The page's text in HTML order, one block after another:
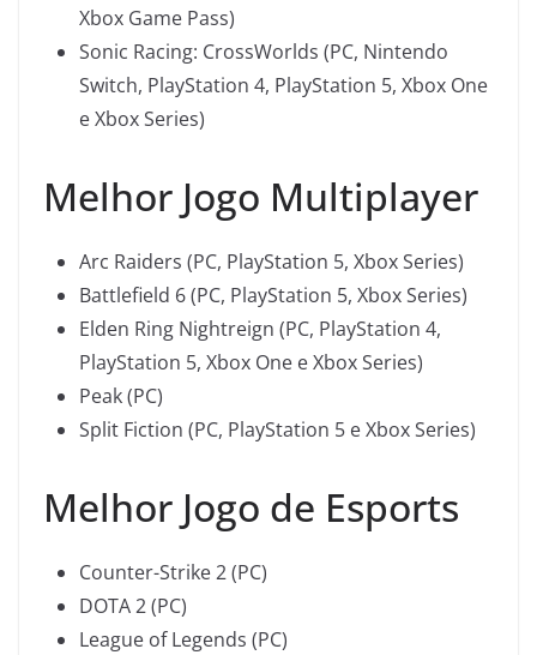
Xbox Game Pass)
Sonic Racing: CrossWorlds (PC, Nintendo
Switch, PlayStation 4, PlayStation 5, Xbox One
e Xbox Series)
Melhor Jogo Multiplayer
Arc Raiders (PC, PlayStation 5, Xbox Series)
Battlefield 6 (PC, PlayStation 5, Xbox Series)
Elden Ring Nightreign (PC, PlayStation 4,
PlayStation 5, Xbox One e Xbox Series)
Peak (PC)
Split Fiction (PC, PlayStation 5 e Xbox Series)
Melhor Jogo de Esports
Counter-Strike 2 (PC)
DOTA 2 (PC)
League of Legends (PC)